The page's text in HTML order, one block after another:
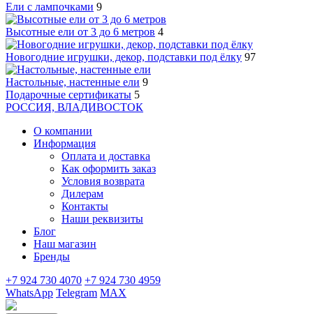
Ели с лампочками 9
Высотные ели от 3 до 6 метров 4
Новогодние игрушки, декор, подставки под ёлку 97
Настольные, настенные ели 9
Подарочные сертификаты 5
РОССИЯ, ВЛАДИВОСТОК
О компании
Информация
Оплата и доставка
Как оформить заказ
Условия возврата
Дилерам
Контакты
Наши реквизиты
Блог
Наш магазин
Бренды
+7 924 730 4070 +7 924 730 4959
WhatsApp Telegram MAX